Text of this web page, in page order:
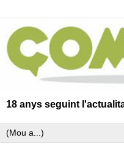
18 anys seguint